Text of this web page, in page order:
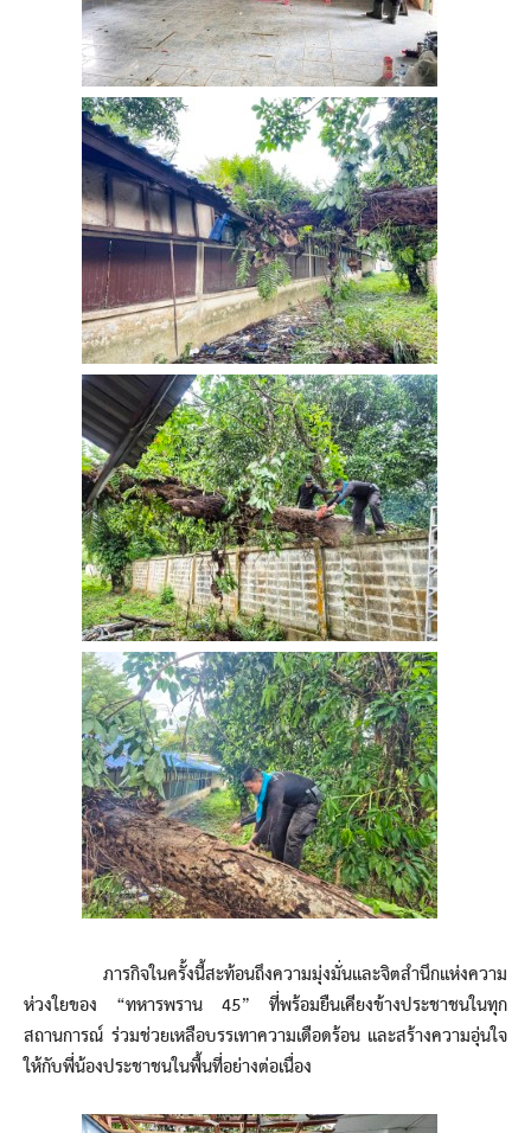
ภารกิจในครั้งนี้สะท้อนถึงความมุ่งมั่นและจิตสำนึกแห่งความ
ห่วงใยของ “ทหารพราน 45” ที่พร้อมยืนเคียงข้างประชาชนในทุก
สถานการณ์ ร่วมช่วยเหลือบรรเทาความเดือดร้อน และสร้างความอุ่นใจ
ให้กับพี่น้องประชาชนในพื้นที่อย่างต่อเนื่อง